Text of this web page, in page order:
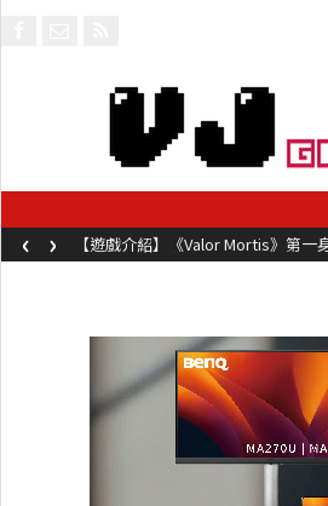
【遊戲介紹】《Valor Mortis》第
槍械劍與魔法殺敵
‹ ›